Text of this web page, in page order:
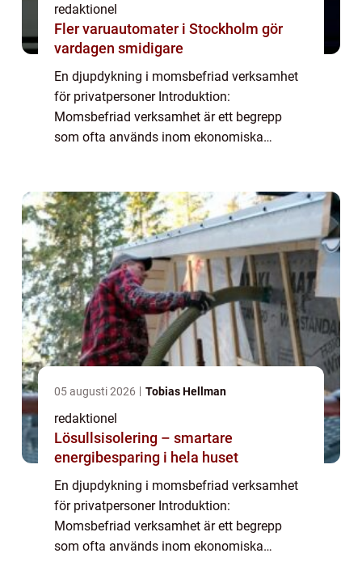
redaktionel
Fler varuautomater i Stockholm gör
vardagen smidigare
En djupdykning i momsbefriad verksamhet
för privatpersoner Introduktion:
Momsbefriad verksamhet är ett begrepp
som ofta används inom ekonomiska
vi att ge en grundlig ö...
05 augusti 2026 Tobias Hellman
redaktionel
Lösullsisolering – smartare
energibesparing i hela huset
En djupdykning i momsbefriad verksamhet
för privatpersoner Introduktion:
Momsbefriad verksamhet är ett begrepp
som ofta används inom ekonomiska